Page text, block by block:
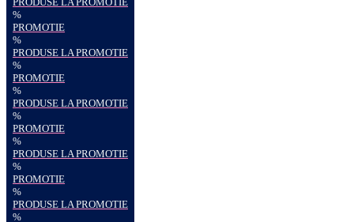
%
PROMOTIE
%
PRODUSE LA PROMOTIE
%
PROMOTIE
%
PRODUSE LA PROMOTIE
%
PROMOTIE
%
PRODUSE LA PROMOTIE
%
PROMOTIE
%
PRODUSE LA PROMOTIE
%